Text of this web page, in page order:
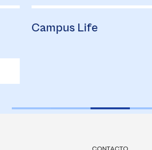
Campus Life